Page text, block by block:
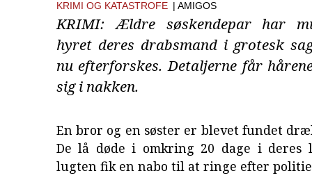
KRIMI OG KATASTROFE | AMIGOS
KRIMI: Ældre søskendepar har
hyret deres drabsmand i grotesk
nu efterforskes. Detaljerne får
sig i nakken.
En bror og en søster er blevet fundet
De lå døde i omkring 20 dage i deres
lugten fik en nabo til at ringe efter